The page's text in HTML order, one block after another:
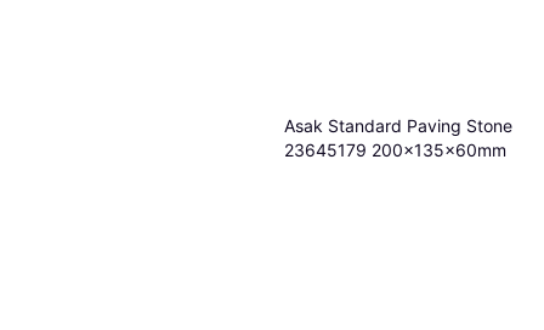
Asak Standard Paving Stone
23645179 200x135x60mm